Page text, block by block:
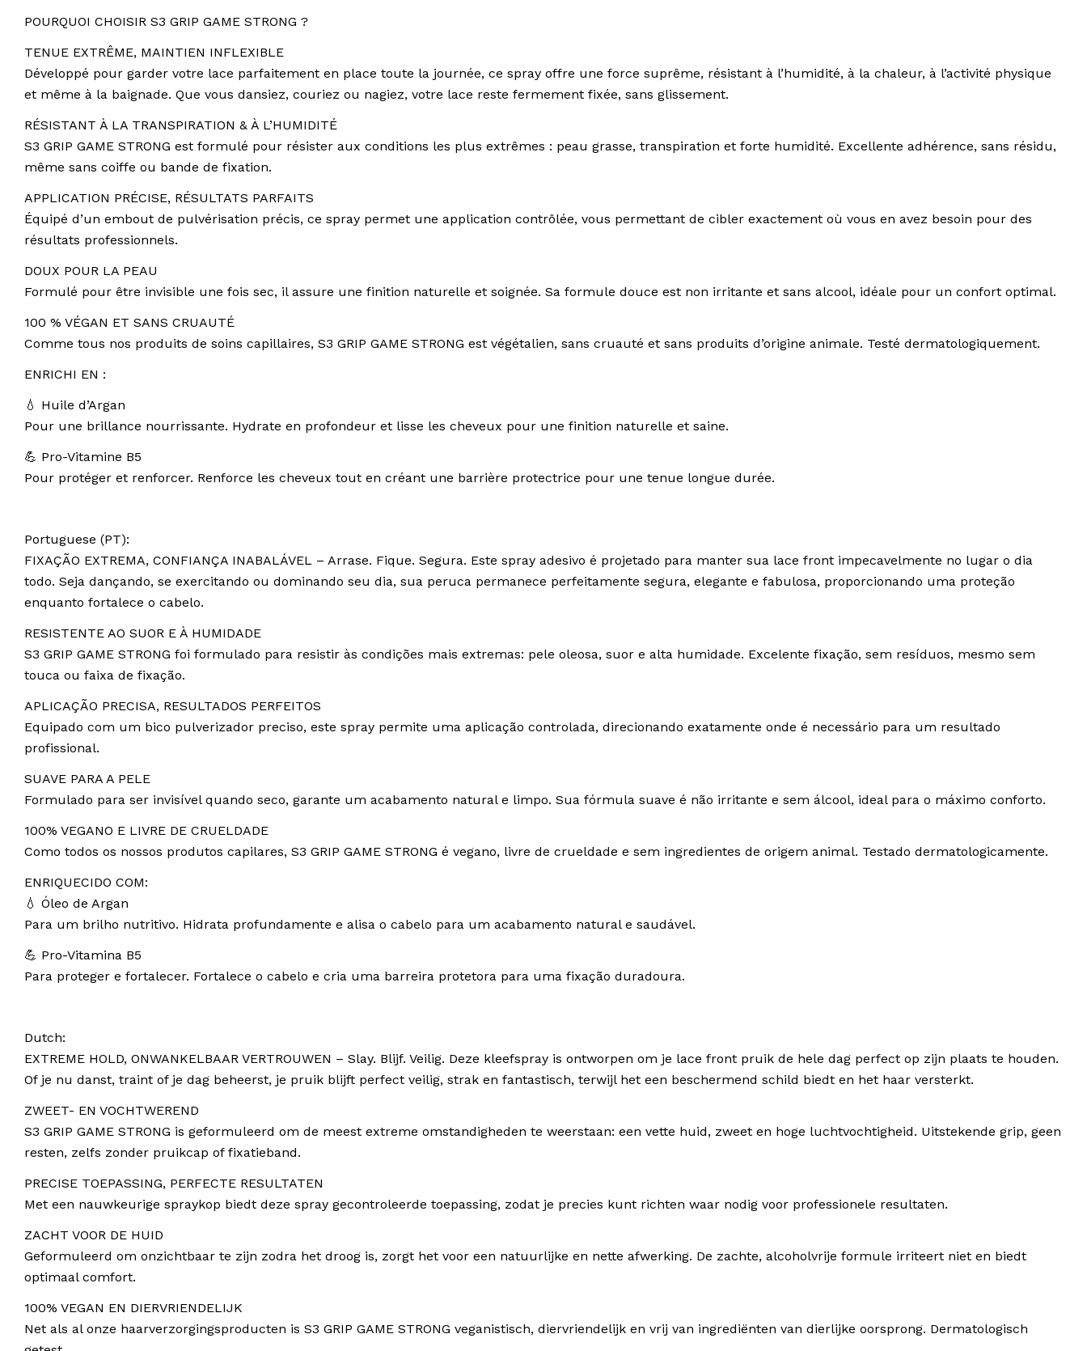
POURQUOI CHOISIR S3 GRIP GAME STRONG ?
TENUE EXTRÊME, MAINTIEN INFLEXIBLE
Développé pour garder votre lace parfaitement en place toute la journée, ce spray offre une force suprême, résistant à l’humidité, à la chaleur, à l’activité physique
et même à la baignade. Que vous dansiez, couriez ou nagiez, votre lace reste fermement fixée, sans glissement.
RÉSISTANT À LA TRANSPIRATION & À L’HUMIDITÉ
S3 GRIP GAME STRONG est formulé pour résister aux conditions les plus extrêmes : peau grasse, transpiration et forte humidité. Excellente adhérence, sans résidu,
même sans coiffe ou bande de fixation.
APPLICATION PRÉCISE, RÉSULTATS PARFAITS
Équipé d’un embout de pulvérisation précis, ce spray permet une application contrôlée, vous permettant de cibler exactement où vous en avez besoin pour des
résultats professionnels.
DOUX POUR LA PEAU
Formulé pour être invisible une fois sec, il assure une finition naturelle et soignée. Sa formule douce est non irritante et sans alcool, idéale pour un confort optimal.
100 % VÉGAN ET SANS CRUAUTÉ
Comme tous nos produits de soins capillaires, S3 GRIP GAME STRONG est végétalien, sans cruauté et sans produits d’origine animale. Testé dermatologiquement.
ENRICHI EN :
💧 Huile d’Argan
Pour une brillance nourrissante. Hydrate en profondeur et lisse les cheveux pour une finition naturelle et saine.
💪 Pro-Vitamine B5
Pour protéger et renforcer. Renforce les cheveux tout en créant une barrière protectrice pour une tenue longue durée.
Portuguese (PT):
FIXAÇÃO EXTREMA, CONFIANÇA INABALÁVEL – Arrase. Fique. Segura. Este spray adesivo é projetado para manter sua lace front impecavelmente no lugar o dia
todo. Seja dançando, se exercitando ou dominando seu dia, sua peruca permanece perfeitamente segura, elegante e fabulosa, proporcionando uma proteção
enquanto fortalece o cabelo.
RESISTENTE AO SUOR E À HUMIDADE
S3 GRIP GAME STRONG foi formulado para resistir às condições mais extremas: pele oleosa, suor e alta humidade. Excelente fixação, sem resíduos, mesmo sem
touca ou faixa de fixação.
APLICAÇÃO PRECISA, RESULTADOS PERFEITOS
Equipado com um bico pulverizador preciso, este spray permite uma aplicação controlada, direcionando exatamente onde é necessário para um resultado
profissional.
SUAVE PARA A PELE
Formulado para ser invisível quando seco, garante um acabamento natural e limpo. Sua fórmula suave é não irritante e sem álcool, ideal para o máximo conforto.
100% VEGANO E LIVRE DE CRUELDADE
Como todos os nossos produtos capilares, S3 GRIP GAME STRONG é vegano, livre de crueldade e sem ingredientes de origem animal. Testado dermatologicamente.
ENRIQUECIDO COM:
💧 Óleo de Argan
Para um brilho nutritivo. Hidrata profundamente e alisa o cabelo para um acabamento natural e saudável.
💪 Pro-Vitamina B5
Para proteger e fortalecer. Fortalece o cabelo e cria uma barreira protetora para uma fixação duradoura.
Dutch:
EXTREME HOLD, ONWANKELBAAR VERTROUWEN – Slay. Blijf. Veilig. Deze kleefspray is ontworpen om je lace front pruik de hele dag perfect op zijn plaats te houden.
Of je nu danst, traint of je dag beheerst, je pruik blijft perfect veilig, strak en fantastisch, terwijl het een beschermend schild biedt en het haar versterkt.
ZWEET- EN VOCHTWEREND
S3 GRIP GAME STRONG is geformuleerd om de meest extreme omstandigheden te weerstaan: een vette huid, zweet en hoge luchtvochtigheid. Uitstekende grip, geen
resten, zelfs zonder pruikcap of fixatieband.
PRECISE TOEPASSING, PERFECTE RESULTATEN
Met een nauwkeurige spraykop biedt deze spray gecontroleerde toepassing, zodat je precies kunt richten waar nodig voor professionele resultaten.
ZACHT VOOR DE HUID
Geformuleerd om onzichtbaar te zijn zodra het droog is, zorgt het voor een natuurlijke en nette afwerking. De zachte, alcoholvrije formule irriteert niet en biedt
optimaal comfort.
100% VEGAN EN DIERVRIENDELIJK
Net als al onze haarverzorgingsproducten is S3 GRIP GAME STRONG veganistisch, diervriendelijk en vrij van ingrediënten van dierlijke oorsprong. Dermatologisch